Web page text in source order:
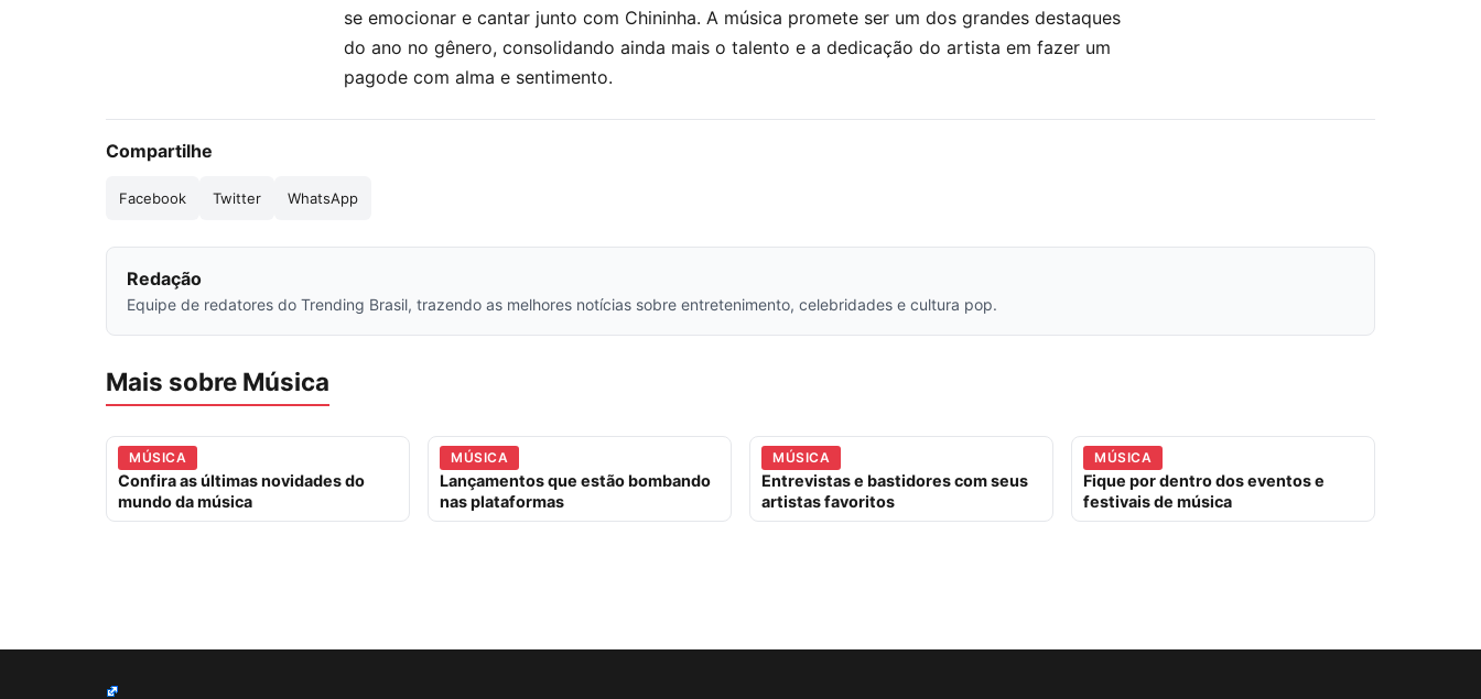
se emocionar e cantar junto com Chininha. A música promete ser um dos grandes destaques
do ano no gênero, consolidando ainda mais o talento e a dedicação do artista em fazer um
pagode com alma e sentimento.
Compartilhe
Facebook Twitter WhatsApp
Redação
Equipe de redatores do Trending Brasil, trazendo as melhores notícias sobre entretenimento, celebridades e cultura pop.
Mais sobre Música
MÚSICA
Confira as últimas novidades do
mundo da música
MÚSICA
Lançamentos que estão bombando
nas plataformas
MÚSICA
Entrevistas e bastidores com seus
artistas favoritos
MÚSICA
Fique por dentro dos eventos e
festivais de música